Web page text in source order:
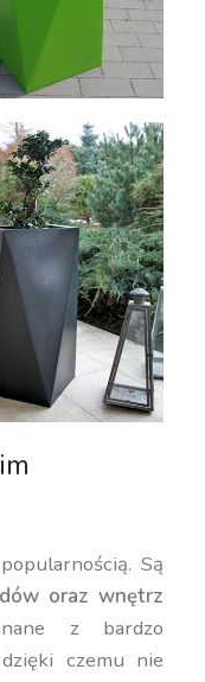
Są
oraz wnętrz
z bardzo
czemu nie